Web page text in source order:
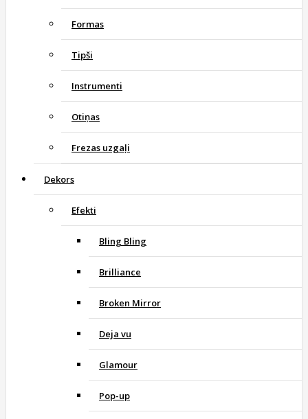
Formas
Tipši
Instrumenti
Otiņas
Frezas uzgaļi
Dekors
Efekti
Bling Bling
Brilliance
Broken Mirror
Deja vu
Glamour
Pop-up